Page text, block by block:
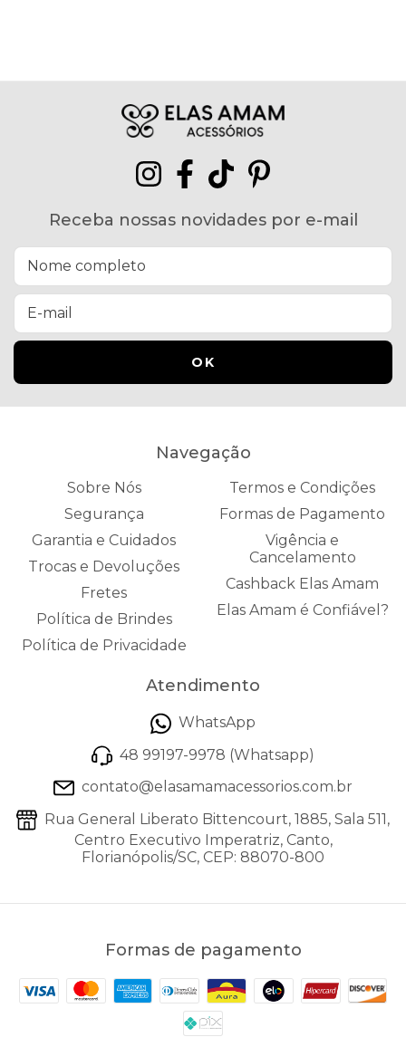
Receba nossas novidades por e-mail
Navegação
Sobre Nós
Segurança
Garantia e Cuidados
Trocas e Devoluções
Fretes
Política de Brindes
Política de Privacidade
Termos e Condições
Formas de Pagamento
Vigência e
Cancelamento
Cashback Elas Amam
Elas Amam é Confiável?
Atendimento
WhatsApp
48 99197-9978 (Whatsapp)
contato@elasamamacessorios.com.br
Rua General Liberato Bittencourt, 1885, Sala 511,
Centro Executivo Imperatriz, Canto,
Florianópolis/SC, CEP: 88070-800
Formas de pagamento